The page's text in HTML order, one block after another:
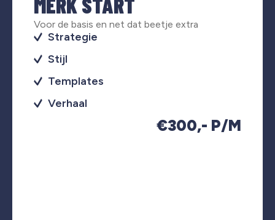
Voor de basis en net dat beetje extra
Strategie
Stijl
Templates
Verhaal
€300,- P/M